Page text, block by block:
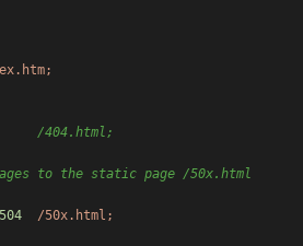
/404.html;
to the static page /50x.html
504
/50x.html;